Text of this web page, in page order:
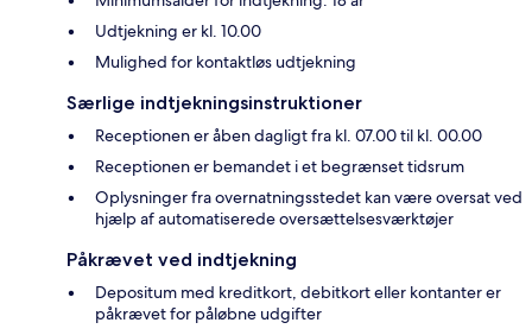
Udtjekning er kl. 10.00
Mulighed for kontaktløs udtjekning
Særlige indtjekningsinstruktioner
Receptionen er åben dagligt fra kl. 07.00 til kl. 00.00
Receptionen er bemandet i et begrænset tidsrum
Oplysninger fra overnatningsstedet kan være oversat ved
hjælp af automatiserede oversættelsesværktøjer
Påkrævet ved indtjekning
Depositum med kreditkort, debitkort eller kontanter er
påkrævet for påløbne udgifter